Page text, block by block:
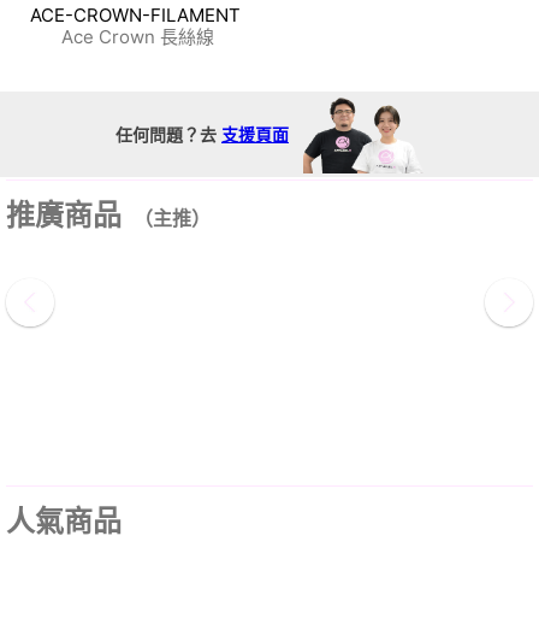
ACE-CROWN-FILAMENT
Ace Crown 長絲線
任何問題？去 支援頁面
推廣商品 （主推）
人氣商品